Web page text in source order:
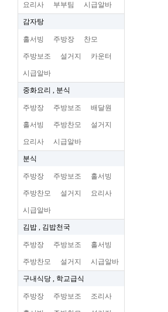
요리사 부부팀 시급알바
감자탕
홀서빙 주방장 찬모
주방보조 설거지 카운터
시급알바
중화요리 , 분식
주방장 주방보조 배달원
홀서빙 주방찬모 설거지
요리사 시급알바
분식
주방장 주방보조 홀서빙
주방찬모 설거지 요리사
시급알바
김밥 , 김밥천국
주방장 주방보조 홀서빙
주방찬모 설거지 시급알바
구내식당 , 학교급식
주방장 주방보조 조리사